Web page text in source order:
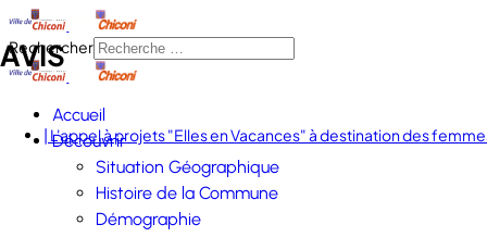
Rechercher
Accueil
Découvrir
Situation Géographique
Histoire de la Commune
Démographie
AVIS
| L'appel à projets "Elles en Vacances" à destination des